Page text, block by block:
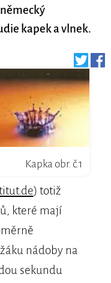
kapek a vlnek.
Kapka obr. č.1
) totiž
které mají
nádoby na
sekundu